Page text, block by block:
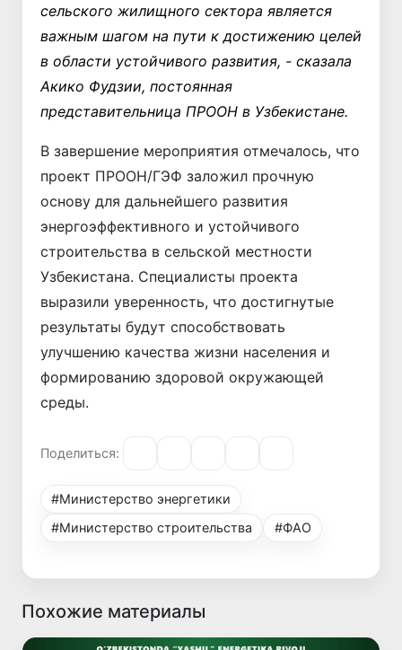
сельского жилищного сектора является
важным шагом на пути к достижению целей
в области устойчивого развития, - сказала
Акико Фудзии, постоянная
представительница ПРООН в Узбекистане.
В завершение мероприятия отмечалось, что
проект ПРООН/ГЭФ заложил прочную
основу для дальнейшего развития
энергоэффективного и устойчивого
строительства в сельской местности
Узбекистана. Специалисты проекта
выразили уверенность, что достигнутые
результаты будут способствовать
улучшению качества жизни населения и
формированию здоровой окружающей
среды.
Поделиться:
#Министерство энергетики
#Министерство строительства
#ФАО
Похожие материалы